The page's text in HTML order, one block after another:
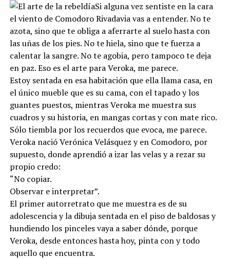
Si alguna vez sentiste en la cara
el viento de Comodoro Rivadavia vas a entender. No te
azota, sino que te obliga a aferrarte al suelo hasta con
las uñas de los pies. No te hiela, sino que te fuerza a
calentar la sangre. No te agobia, pero tampoco te deja
en paz. Eso es el arte para Veroka, me parece.
Estoy sentada en esa habitación que ella llama casa, en
el único mueble que es su cama, con el tapado y los
guantes puestos, mientras Veroka me muestra sus
cuadros y su historia, en mangas cortas y con mate rico.
Sólo tiembla por los recuerdos que evoca, me parece.
Veroka nació Verónica Velásquez y en Comodoro, por
supuesto, donde aprendió a izar las velas y a rezar su
propio credo:
“No copiar.
Observar e interpretar”.
El primer autorretrato que me muestra es de su
adolescencia y la dibuja sentada en el piso de baldosas y
hundiendo los pinceles vaya a saber dónde, porque
Veroka, desde entonces hasta hoy, pinta con y todo
aquello que encuentra.